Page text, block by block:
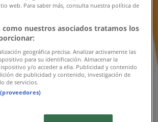
s32
web. Para saber más, consulta nuestra política de
nuestros asociados tratamos los
geográfica precisa. Analizar activamente las
para su identificación. Almacenar la
y/o acceder a ella. Publicidad y contenido
de publicidad y contenido, investigación de
de servicios.